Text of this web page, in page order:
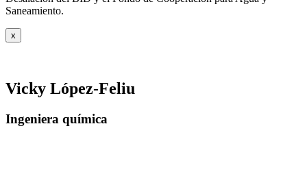
Saneamiento.
x
Vicky López-Feliu
Ingeniera química